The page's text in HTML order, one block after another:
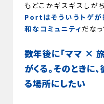
もどこかギスギスしが
Portはそういうトゲが
和なコミュニティ だなっ
数年後に「ママ ×
がくる。そのときに
る場所にしたい